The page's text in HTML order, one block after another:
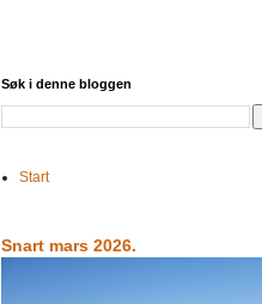
Søk i denne bloggen
Start
Snart mars 2026.